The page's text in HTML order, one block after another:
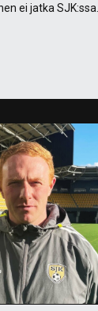
ei jatka SJK:ssa...